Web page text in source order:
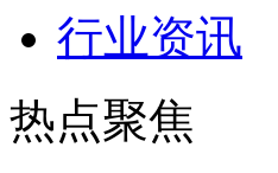
行业资讯
热点聚焦